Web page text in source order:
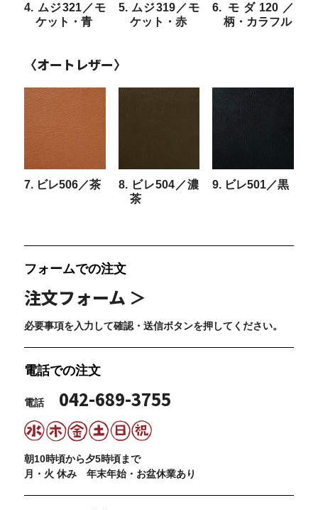
4. ムジ321／モ
ケット・青
5. ムジ319／モ
ケット・赤
6. モダ120／
柄・カラフル
〈オートレザー〉
7. ビレ506／茶
8. ビレ504／濃
茶
9. ビレ501／黒
フォームでの注文
注文フォーム ＞
必要事項を入力して確認・送信ボタンを押してください。
電話での注文
電話 042-689-3755
朝10時頃から夕5時頃まで
月・火 休み 年末年始・お盆休業あり